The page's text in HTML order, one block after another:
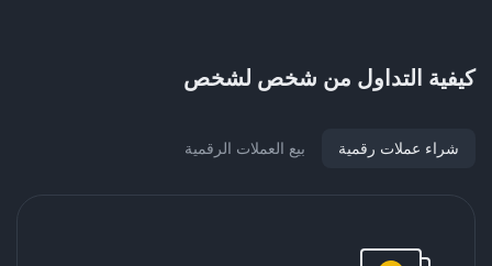
كيفية التداول من شخص لشخص
شراء عملات رقمية بيع العملات الرقمية